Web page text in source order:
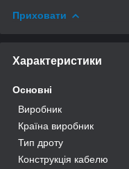
Приховати
Характеристики
Основні
Виробник
Країна виробник
Тип дроту
Конструкція кабелю